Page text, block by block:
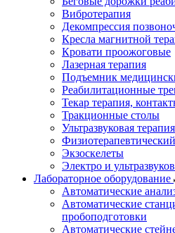
Вибротерапия
Декомпрессия
Кресла магнитной
Кровати проожоговые
Лазерная терапия
Подъемник
Реабилитационные
Текар терапия,
Тракционные столы
Ультразвуковая терапия
Экзоскелеты
Электро и
Лабораторное оборудование
Автоматические
Автоматические
пробоподготовки
Автоматические